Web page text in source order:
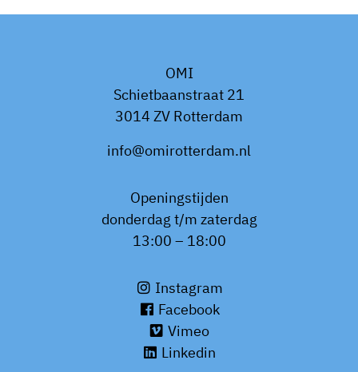
OMI
Schietbaanstraat 21
3014 ZV Rotterdam
info@omirotterdam.nl
Openingstijden
donderdag t/m zaterdag
13:00 – 18:00
Instagram
Facebook
Vimeo
Linkedin